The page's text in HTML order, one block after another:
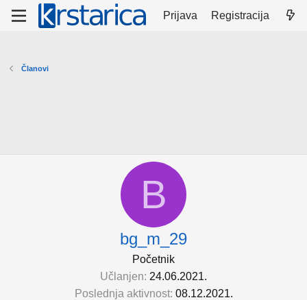
Prijava Registracija
Članovi
B
bg_m_29
Početnik
Učlanjen 24.06.2021.
Poslednja aktivnost 08.12.2021.